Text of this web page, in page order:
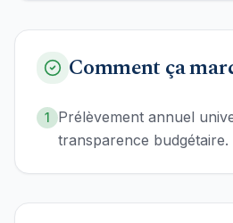
Comment ça
1
Prélèvement annuel
transparence budgétaire.